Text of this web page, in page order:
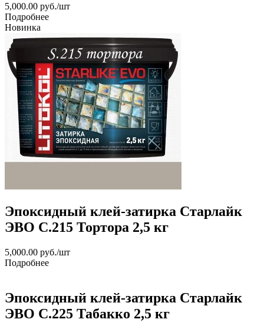
5,000.00 руб./шт
Подробнее
Новинка
Эпоксидный клей-затирка Старлайк
ЭВО С.215 Тортора 2,5 кг
5,000.00 руб./шт
Подробнее
Эпоксидный клей-затирка Старлайк
ЭВО С.225 Табакко 2,5 кг